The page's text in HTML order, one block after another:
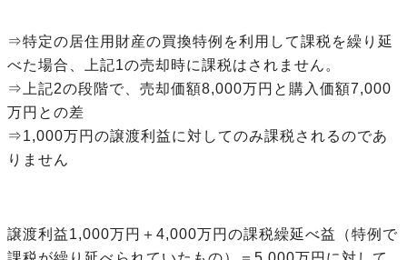
⇒特定の居住用財産の買換特例を利用して課税を繰り延
べた場合、上記1の売却時に課税はされません。
⇒上記2の段階で、売却価額8,000万円と購入価額7,000
万円との差
⇒1,000万円の譲渡利益に対してのみ課税されるのであ
りません
譲渡利益1,000万円＋4,000万円の課税繰延べ益（特例で